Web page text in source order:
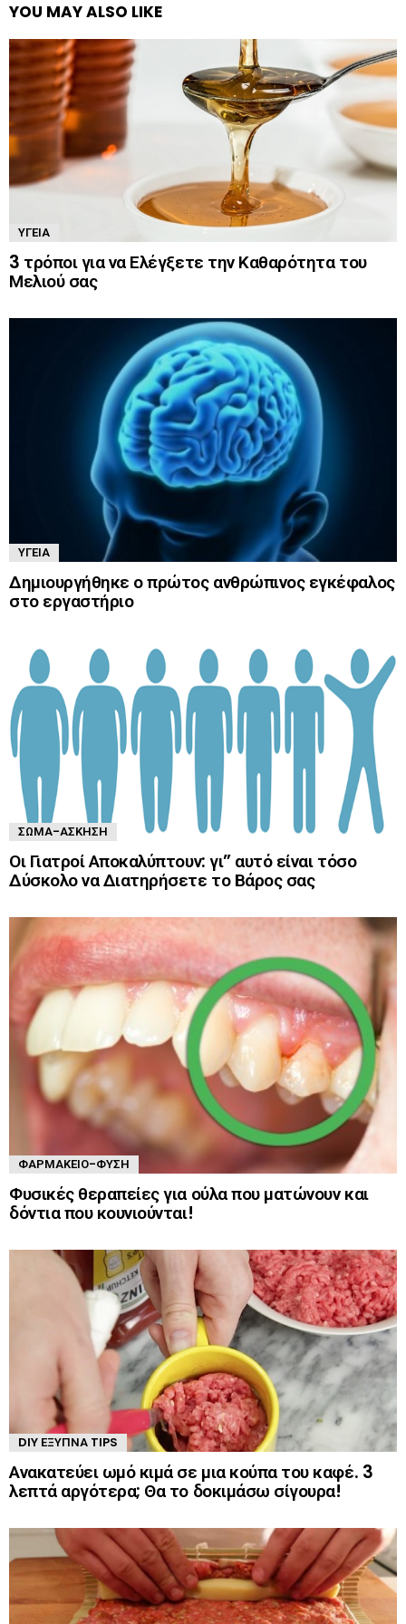
YOU MAY ALSO LIKE
ΥΓΕΊΑ
3 τρόποι για να Ελέγξετε την Καθαρότητα του
Μελιού σας
ΥΓΕΊΑ
Δημιουργήθηκε ο πρώτος ανθρώπινος εγκέφαλος
στο εργαστήριο
ΣΏΜΑ-ΆΣΚΗΣΗ
Οι Γιατροί Αποκαλύπτουν: γι” αυτό είναι τόσο
Δύσκολο να Διατηρήσετε το Βάρος σας
ΦΑΡΜΑΚΕΊΟ-ΦΎΣΗ
Φυσικές θεραπείες για ούλα που ματώνουν και
δόντια που κουνιούνται!
DIY ΈΞΥΠΝΑ TIPS
Ανακατεύει ωμό κιμά σε μια κούπα του καφέ. 3
λεπτά αργότερα; Θα το δοκιμάσω σίγουρα!